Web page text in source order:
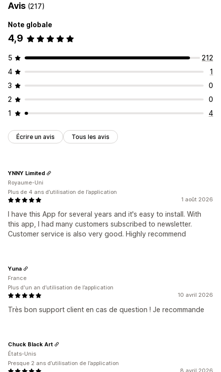
Avis (217)
Note globale
4,9
5
212
4
1
3
0
2
0
1
4
Écrire un avis Tous les avis
1 août 2026
I have this App for several years and it's easy to install. With
this app, I had many customers subscribed to newsletter.
Customer service is also very good. Highly recommend
YNNY Limited
Royaume-Uni
Plus de 4 ans d’utilisation de l’application
10 avril 2026
Très bon support client en cas de question ! Je recommande
Yuna
France
Plus d'un an d’utilisation de l’application
Chuck Black Art
États-Unis
Presque 2 ans d’utilisation de l’application